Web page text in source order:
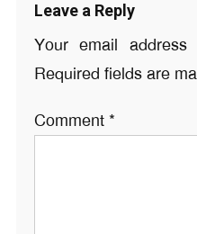
Leave a Reply
Your email
Required fields are
Comment *